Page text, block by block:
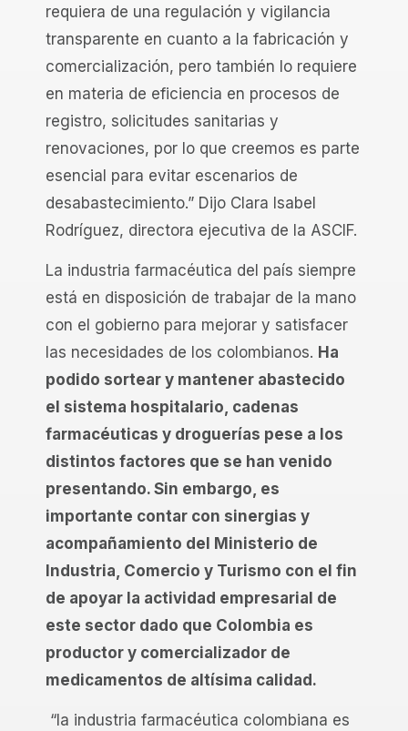
requiera de una regulación y vigilancia
transparente en cuanto a la fabricación y
comercialización, pero también lo requiere
en materia de eficiencia en procesos de
registro, solicitudes sanitarias y
renovaciones, por lo que creemos es parte
esencial para evitar escenarios de
desabastecimiento.” Dijo Clara Isabel
Rodríguez, directora ejecutiva de la ASCIF.
La industria farmacéutica del país siempre
está en disposición de trabajar de la mano
con el gobierno para mejorar y satisfacer
las necesidades de los colombianos. Ha
podido sortear y mantener abastecido
el sistema hospitalario, cadenas
farmacéuticas y droguerías pese a los
distintos factores que se han venido
presentando. Sin embargo, es
importante contar con sinergias y
acompañamiento del Ministerio de
Industria, Comercio y Turismo con el fin
de apoyar la actividad empresarial de
este sector dado que Colombia es
productor y comercializador de
medicamentos de altísima calidad.
“la industria farmacéutica colombiana es